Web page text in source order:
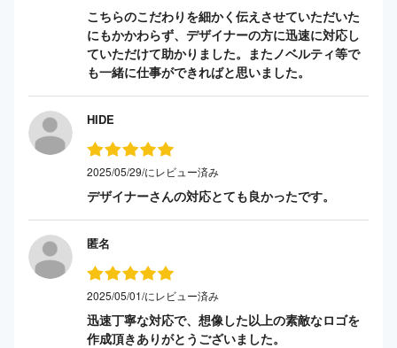
こちらのこだわりを細かく伝えさせていただいた
にもかかわらず、デザイナーの方に迅速に対応し
ていただけて助かりました。またノベルティ等で
も一緒に仕事ができればと思いました。
HIDE
2025/05/29/にレビュー済み
デザイナーさんの対応とても良かったです。
匿名
2025/05/01/にレビュー済み
迅速丁寧な対応で、想像した以上の素敵なロゴを
作成頂きありがとうございました。